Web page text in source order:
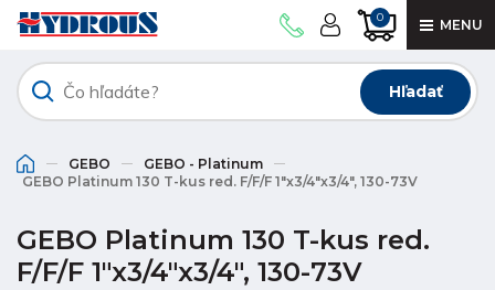
0 MENU
Hľadať
GEBO
GEBO - Platinum
GEBO Platinum 130 T-kus red. F/F/F 1"x3/4"x3/4", 130-73V
GEBO Platinum 130 T-kus red.
F/F/F 1"x3/4"x3/4", 130-73V